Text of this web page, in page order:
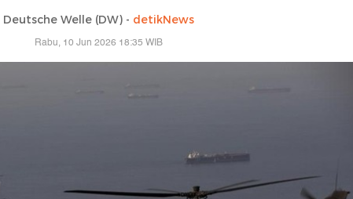
Deutsche Welle (DW) - detikNews
Rabu, 10 Jun 2026 18:35 WIB